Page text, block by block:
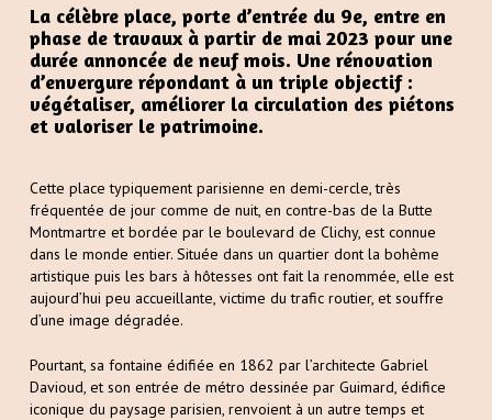
La célèbre place, porte d’entrée du 9e, entre en
phase de travaux à partir de mai 2023 pour une
durée annoncée de neuf mois. Une rénovation
d’envergure répondant à un triple objectif :
végétaliser, améliorer la circulation des piétons
et valoriser le patrimoine.
Cette place typiquement parisienne en demi-cercle, très
fréquentée de jour comme de nuit, en contre-bas de la Butte
Montmartre et bordée par le boulevard de Clichy, est connue
dans le monde entier. Située dans un quartier dont la bohème
artistique puis les bars à hôtesses ont fait la renommée, elle est
aujourd’hui peu accueillante, victime du trafic routier, et souffre
d’une image dégradée.
Pourtant, sa fontaine édifiée en 1862 par l’architecte Gabriel
Davioud, et son entrée de métro dessinée par Guimard, édifice
iconique du paysage parisien, renvoient à un autre temps et